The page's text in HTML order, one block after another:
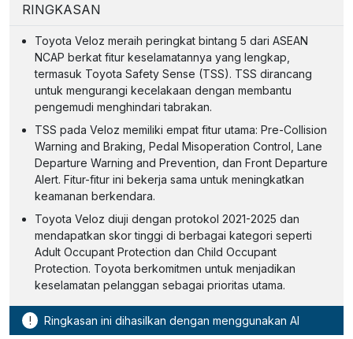
RINGKASAN
Toyota Veloz meraih peringkat bintang 5 dari ASEAN
NCAP berkat fitur keselamatannya yang lengkap,
termasuk Toyota Safety Sense (TSS). TSS dirancang
untuk mengurangi kecelakaan dengan membantu
pengemudi menghindari tabrakan.
TSS pada Veloz memiliki empat fitur utama: Pre-Collision
Warning and Braking, Pedal Misoperation Control, Lane
Departure Warning and Prevention, dan Front Departure
Alert. Fitur-fitur ini bekerja sama untuk meningkatkan
keamanan berkendara.
Toyota Veloz diuji dengan protokol 2021-2025 dan
mendapatkan skor tinggi di berbagai kategori seperti
Adult Occupant Protection dan Child Occupant
Protection. Toyota berkomitmen untuk menjadikan
keselamatan pelanggan sebagai prioritas utama.
! Ringkasan ini dihasilkan dengan menggunakan AI